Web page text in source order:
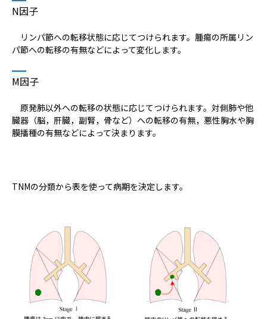
N因子
リンパ節への転移状態に応じてつけられます。腫瘍の所属リン
パ節への転移の有無などによって変化します。
M因子
原発肺以外への転移の状態に応じてつけられます。対側肺や他
臓器（脳，肝臓，副腎，骨など）への転移の有無，悪性胸水や胸
膜播種の有無などによって決まります。
TNMの分類から表を使って病期を決定します。